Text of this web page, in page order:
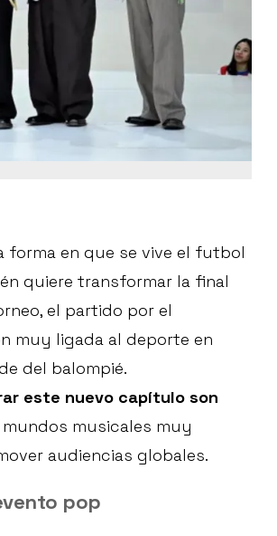
forma en que se vive el futbol
quiere transformar la final
el partido por el
muy ligada al deporte en
del balompié.
este nuevo capítulo son
musicales muy
audiencias globales.
pop